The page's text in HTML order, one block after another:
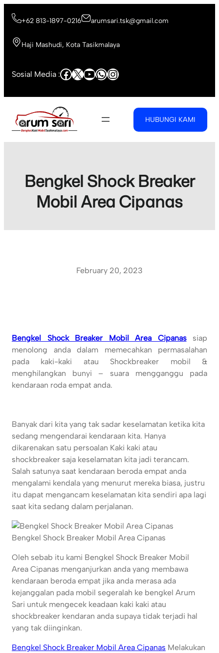
+62 813-1897-0216 arumsari.tsk@gmail.com
Haji Mashudi, Kota Tasikmalaya
Sosial Media :Facebook
X YouTube
WhatsApp
Instagram
HUBUNGI KAMI
Bengkel Shock Breaker
Mobil Area Cipanas
February 20, 2023
Bengkel Shock Breaker Mobil Area Cipanassiap
menolong anda dalam memecahkan permasalahan
pada kaki-kaki atau Shockbreaker mobil &
menghilangkan bunyi – suara mengganggu pada
kendaraan roda empat anda.
Banyak dari kita yang tak sadar keselamatan ketika kita
sedang mengendarai kendaraan kita. Hanya
dikarenakan satu persoalan Kaki kaki atau
shockbreaker saja keselamatan kita jadi terancam.
Salah satunya saat kendaraan beroda empat anda
mengalami kendala yang menurut mereka biasa, justru
itu dapat mengancam keselamatan kita sendiri apa lagi
saat kita sedang dalam perjalanan.
Bengkel Shock Breaker Mobil Area Cipanas
Oleh sebab itu kami Bengkel Shock Breaker Mobil
Area Cipanas menganjurkan anda yang membawa
kendaraan beroda empat jika anda merasa ada
kejanggalan pada mobil segeralah ke bengkel Arum
Sari untuk mengecek keadaan kaki kaki atau
shockbreaker kendaran anda supaya tidak terjadi hal
yang tak diinginkan.
Bengkel Shock Breaker Mobil Area Cipanas Melakukan